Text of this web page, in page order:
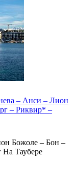
– Анси – Лион
– Риквир* –
Божоле – Бон –
На Таубере